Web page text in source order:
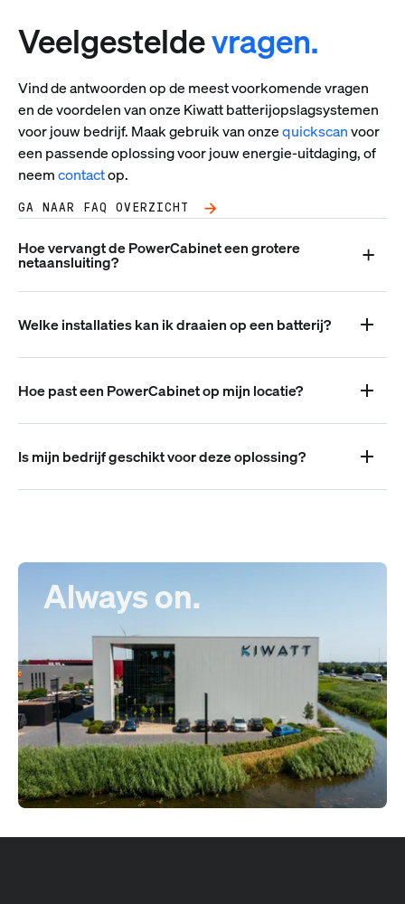
Veelgesteldevragen.
Vind de antwoorden op de meest voorkomende vragen
en de voordelen van onze Kiwatt batterijopslagsystemen
voor jouw bedrijf. Maak gebruik van onzequickscanvoor
een passende oplossing voor jouw energie-uitdaging, of
neemcontactop.
GA NAAR FAQ OVERZICHT
Hoe vervangt de PowerCabinet een grotere
netaansluiting?
Welke installaties kan ik draaien op een batterij?
Hoe past een PowerCabinet op mijn locatie?
Is mijn bedrijf geschikt voor deze oplossing?
Always on.